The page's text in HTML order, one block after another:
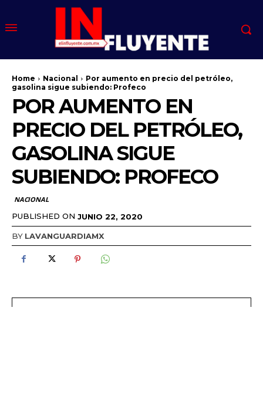
Home Nacional
Por aumento en precio del petróleo,
gasolina sigue subiendo: Profeco
POR AUMENTO EN
PRECIO DEL PETRÓLEO,
GASOLINA SIGUE
SUBIENDO: PROFECO
NACIONAL
PUBLISHED ON JUNIO 22, 2020
BY LAVANGUARDIAMX